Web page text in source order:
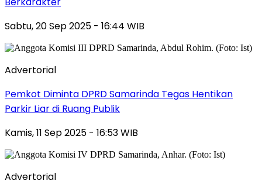
Sabtu, 20 Sep 2025 - 16:44 WIB
Advertorial
Pemkot Diminta DPRD Samarinda Tegas Hentikan
Parkir Liar di Ruang Publik
Kamis, 11 Sep 2025 - 16:53 WIB
Advertorial